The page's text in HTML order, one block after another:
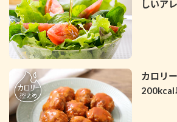
しいア
カロリ
200kcal